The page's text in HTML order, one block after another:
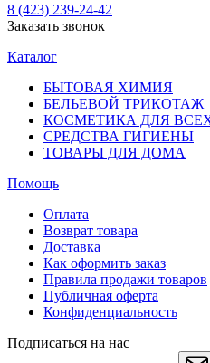
8 (423) 239-24-42
Заказать звонок
Каталог
БЫТОВАЯ ХИМИЯ
БЕЛЬЕВОЙ ТРИКОТАЖ
КОСМЕТИКА ДЛЯ
СРЕДСТВА ГИГИЕНЫ
ТОВАРЫ ДЛЯ ДОМА
Помощь
Оплата
Возврат товара
Доставка
Как оформить заказ
Правила продажи товаров
Публичная оферта
Конфиденциальность
Подписаться на нас